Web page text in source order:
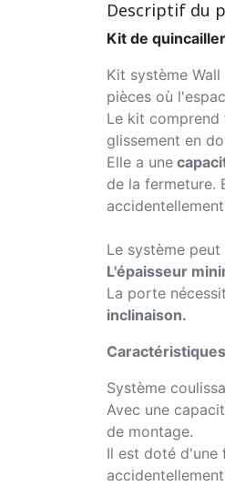
Descriptif du
Kit de
Kit système Wall
pièces où
Le kit comprend
glissement en
Elle a une
de la fermeture.
Le système
L'épaisseur
La porte
inclinaison.
Système
Avec une
de montage.
Il est doté d'une